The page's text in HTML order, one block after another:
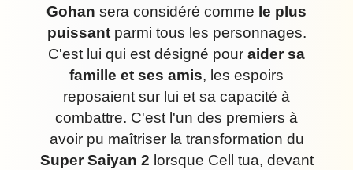
Gohan sera considéré comme le plus
puissantparmi tous les personnages.
C'est lui qui est désigné pour aider sa
famille et ses amis, les espoirs
reposaient sur lui et sa capacité à
combattre. C'est l'un des premiers à
avoir pu maîtriser la transformation du
Super Saiyan 2 lorsque Cell tua, devant